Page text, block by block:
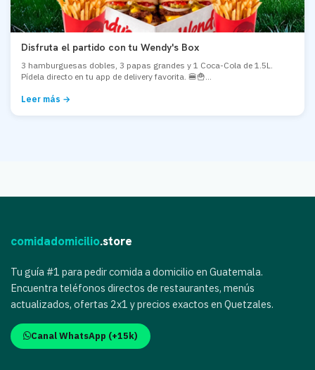
Disfruta el partido con tu Wendy's Box
3 hamburguesas dobles, 3 papas grandes y 1 Coca-Cola de 1.5L.
Pídela directo en tu app de delivery favorita. 🍔🍟...
Leer más →
comidadomicilio.store
Tu guía #1 para pedir comida a domicilio en Guatemala.
Encuentra teléfonos directos de restaurantes, menús
actualizados, ofertas 2x1 y precios exactos en Quetzales.
Canal WhatsApp (+15k)